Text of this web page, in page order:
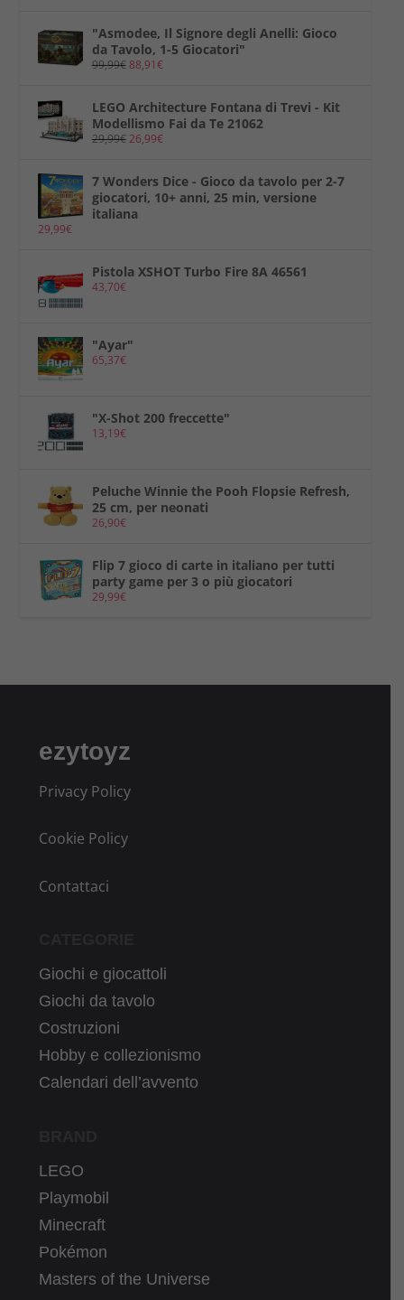
"Asmodee, Il Signore degli Anelli: Gioco
da Tavolo, 1-5 Giocatori"
99,99€88,91€
LEGO Architecture Fontana di Trevi - Kit
Modellismo Fai da Te 21062
29,99€26,99€
7 Wonders Dice - Gioco da tavolo per 2-7
giocatori, 10+ anni, 25 min, versione
italiana
29,99€
Pistola XSHOT Turbo Fire 8A 46561
43,70€
"Ayar"
65,37€
"X-Shot 200 freccette"
13,19€
Peluche Winnie the Pooh Flopsie Refresh,
25 cm, per neonati
26,90€
Flip 7 gioco di carte in italiano per tutti
party game per 3 o più giocatori
29,99€
ezytoyz
Privacy Policy
Cookie Policy
Contattaci
Giochi e giocattoli
Giochi da tavolo
Costruzioni
Hobby e collezionismo
Calendari dell’avvento
LEGO
Playmobil
Minecraft
Pokémon
Masters of the Universe